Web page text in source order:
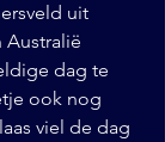
uit
Australië
dag te
ook nog
viel de dag